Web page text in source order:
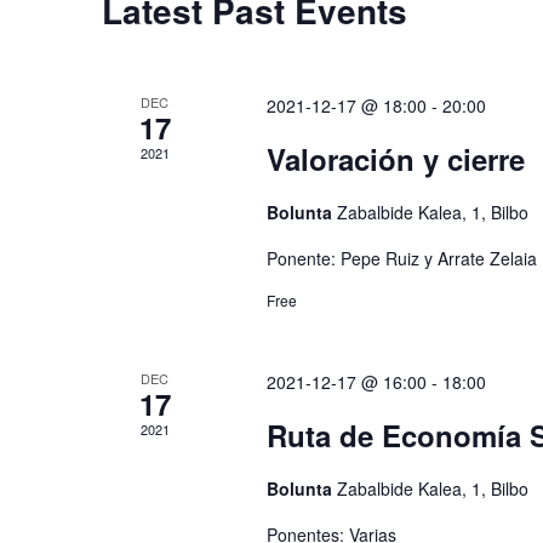
Latest Past Events
DEC
17
2021
2021-12-17 @ 18:00 - 20:00
Valoración y cierre
Bolunta Zabalbide Kalea, 1, Bilbo
Ponente: Pepe Ruiz y Arrate Zelaia
Free
DEC
17
2021
2021-12-17 @ 16:00 - 18:00
Ruta de Economía
Bolunta Zabalbide Kalea, 1, Bilbo
Ponentes: Varias